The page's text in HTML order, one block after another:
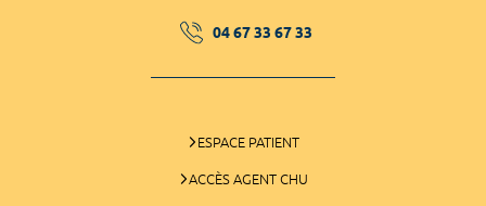
04 67 33 67 33
ESPACE PATIENT
ACCÈS AGENT CHU